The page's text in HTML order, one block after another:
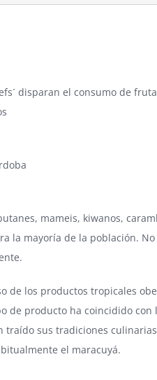
disparan el consumo de
mameis, kiwanos,
la mayoría de la población.
de los productos tropicales
de producto ha coincidido
traído sus tradiciones
el maracuyá.